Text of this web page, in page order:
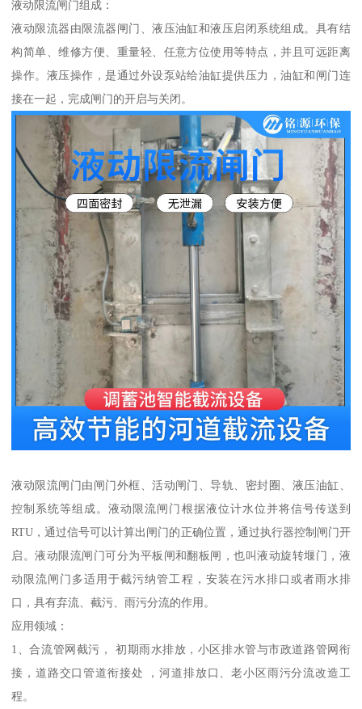
液动限流闸门组成：
液动限流器由限流器闸门、液压油缸和液压启闭系统组成。具有结
构简单、维修方便、重量轻、任意方位使用等特点，并且可远距离
操作。液压操作，是通过外设泵站给油缸提供压力，油缸和闸门连
接在一起，完成闸门的开启与关闭。
液动限流闸门由闸门外框、活动闸门、导轨、密封圈、液压油缸、
控制系统等组成。液动限流闸门根据液位计水位并将信号传送到
RTU，通过信号可以计算出闸门的正确位置，通过执行器控制闸门开
启。液动限流闸门可分为平板闸和翻板闸，也叫液动旋转堰门，液
动限流闸门多适用于截污纳管工程，安装在污水排口或者雨水排
口，具有弃流、截污、雨污分流的作用。
应用领域：
1、合流管网截污， 初期雨水排放，小区排水管与市政道路管网衔
接，道路交口管道衔接处 ，河道排放口、老小区雨污分流改造工
程。